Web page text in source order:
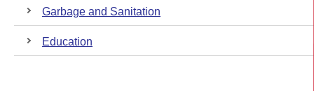
Garbage and Sanitation
Education